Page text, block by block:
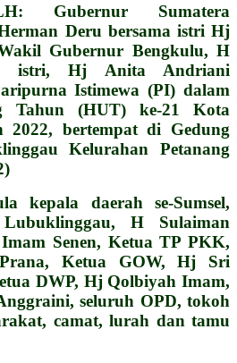
LH: Gubernur Sumatera
Deru bersama istri Hj
Gubernur Bengkulu, H
istri, Hj Anita Andriani
Istimewa (PI) dalam
Tahun (HUT) ke-21 Kota
2022, bertempat di Gedung
Kelurahan Petanang
kepala daerah se-Sumsel,
H Sulaiman
Senen, Ketua TP PKK,
Ketua GOW, Hj Sri
DWP, Hj Qolbiyah Imam,
seluruh OPD, tokoh
camat, lurah dan tamu